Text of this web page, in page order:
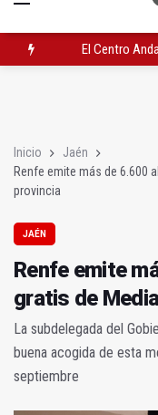
El Centro
Inicio
Jaén
Renfe emite más de 6.600
provincia
JAÉN
Renfe emite
gratis de
La subdelegada del
buena acogida de esta
septiembre